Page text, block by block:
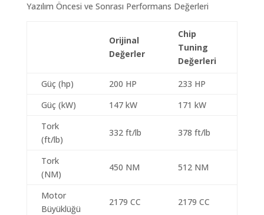
Yazılım Öncesi ve Sonrası Performans Değerleri
Orijinal
Değerler
Chip
Tuning
Değerleri
Güç (hp) 200 HP
233 HP
Güç (kW)
147 kW
171 kW
Tork
(ft/lb)
332 ft/lb 378 ft/lb
Tork
(NM)
450 NM 512 NM
Motor
Büyüklüğü
2179 CC 2179 CC